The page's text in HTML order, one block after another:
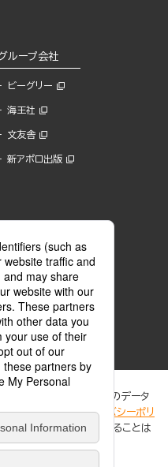
ループ会社
ビーグリー
海王社
文友舎
新アポロ出版
スが、著作権者からコンテンツ使用許諾を
標(登録番号 第6091713号)です。
ビスの一覧はこちら。
向上のためにCookie等のデータ
ての詳細は、「プライバシーポリ
問者の個人情報を追跡することは